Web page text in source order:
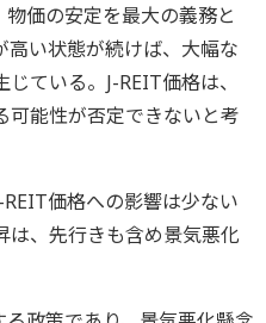
価の安定を最大の義務と
高い状態が続けば、大幅な
ている。J-REIT価格は、
可能性が否定できないと考
価格への影響は少ない
は、先行きも含め景気悪化